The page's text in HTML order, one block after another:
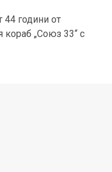
години от
кораб „Союз 33“ с